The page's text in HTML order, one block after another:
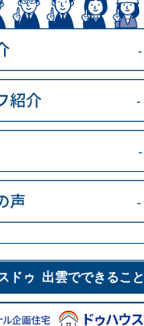
ドゥ 出雲でできること